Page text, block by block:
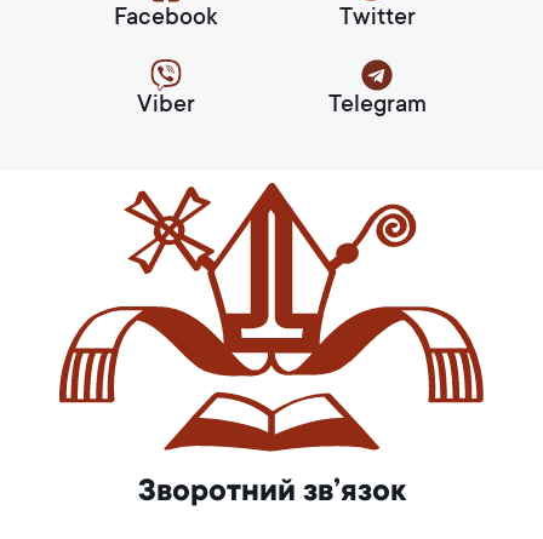
Facebook Twitter
Viber Telegram
Зворотний зв’язок